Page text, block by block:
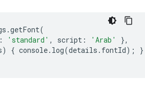
.getFont(
: 'standard' , script : 'Arab'
},
) { console. log(details . fontId);
}